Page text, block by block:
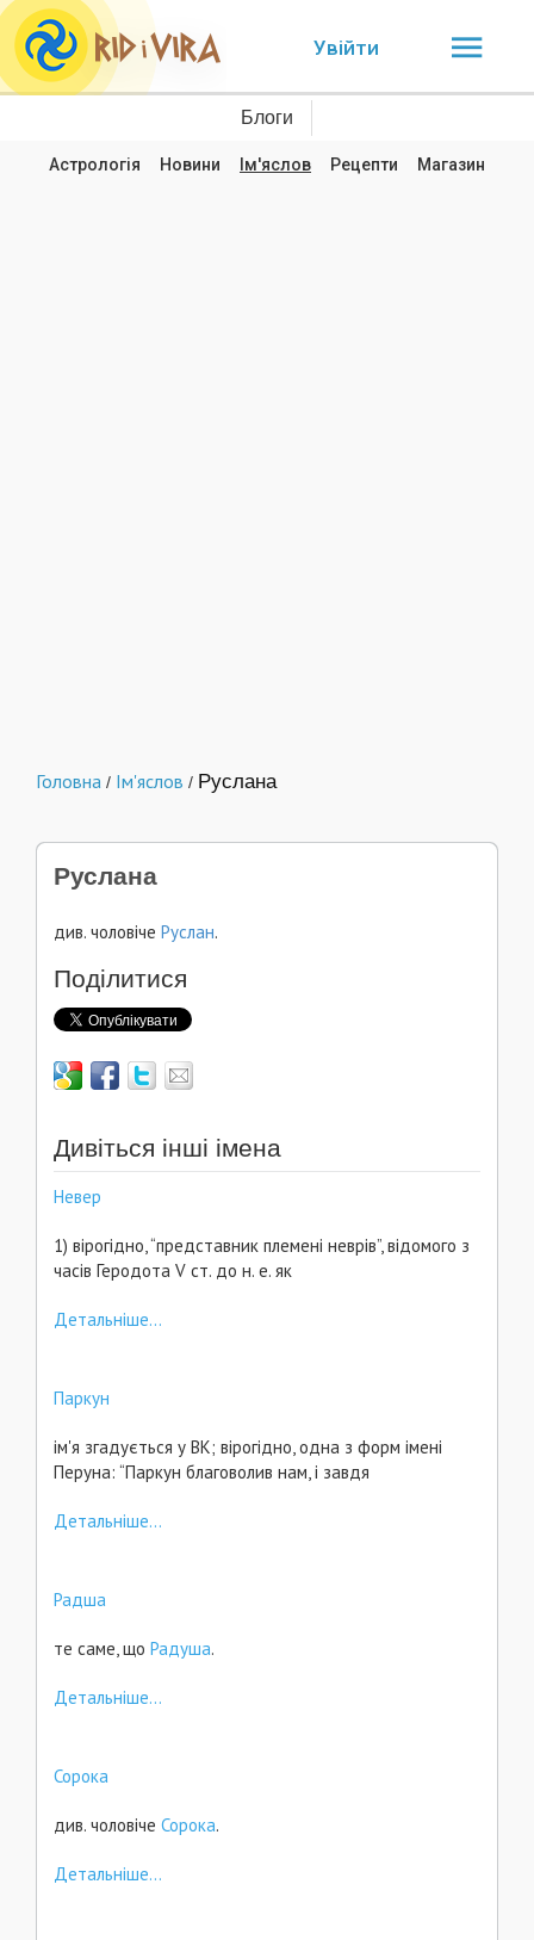
Увійти
Блоги
Астрологія Новини Ім'яслов Рецепти Магазин
Головна / Ім'яслов / Руслана
Руслана
див. чоловіче Руслан.
Поділитися
Дивіться інші імена
Невер
1) вірогідно, “представник племені неврів”, відомого з
часів Геродота V ст. до н. е. як
Детальніше...
Паркун
ім'я згадується у ВК; вірогідно, одна з форм імені
Перуна: “Паркун благоволив нам, і завдя
Детальніше...
Радша
те саме, що Радуша.
Детальніше...
Сорока
див. чоловіче Сорока.
Детальніше...